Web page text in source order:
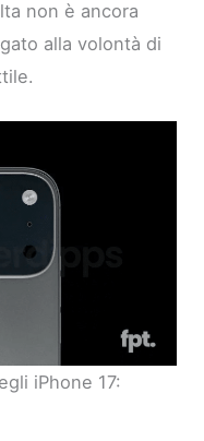
non è ancora
alla volontà di
iPhone 17: